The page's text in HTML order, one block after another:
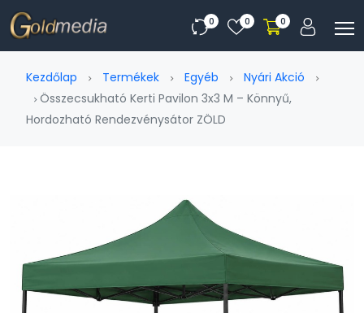
0 0 0
Kezdőlap Termékek Egyéb
Nyári Akció
Összecsukható Kerti Pavilon 3x3 M – Könnyű,
Hordozható Rendezvénysátor ZÖLD